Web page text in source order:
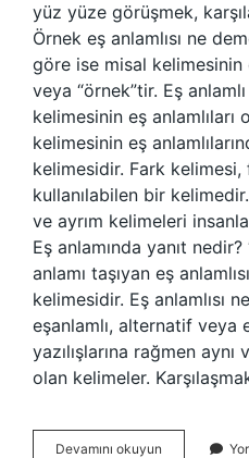
yüz yüze görüşmek,
Örnek eş anlamlısı ne
göre ise misal kelimesinin
veya “örnek”tir. Eş
kelimesinin eş anlamlıları
kelimesinin eş
kelimesidir. Fark
kullanılabilen bir
ve ayrım kelimeleri
Eş anlamında yanıt
anlamı taşıyan eş
kelimesidir. Eş anlamlısı
eşanlamlı, alternatif veya
yazılışlarına rağmen aynı
olan kelimeler.
Devamını okuyun Karşılaştırma